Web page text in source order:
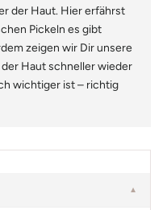
der Haut. Hier erfährst
Pickeln es gibt
zeigen wir Dir unsere
Haut schneller wieder
wichtiger ist – richtig
▼